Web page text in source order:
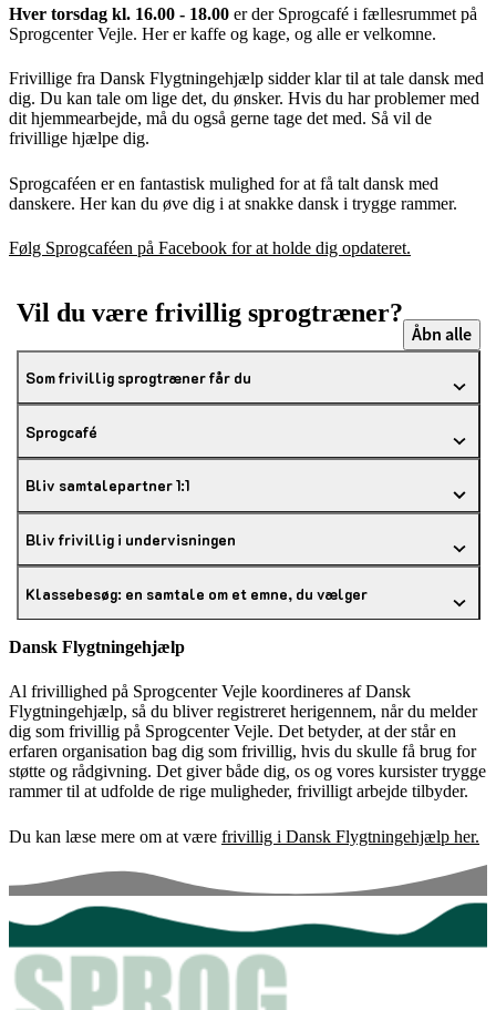
Hver torsdag kl. 16.00 - 18.00 er der Sprogcafé i fællesrummet på
Sprogcenter Vejle. Her er kaffe og kage, og alle er velkomne.
Frivillige fra Dansk Flygtningehjælp sidder klar til at tale dansk med
dig. Du kan tale om lige det, du ønsker. Hvis du har problemer med
dit hjemmearbejde, må du også gerne tage det med. Så vil de
frivillige hjælpe dig.
Sprogcaféen er en fantastisk mulighed for at få talt dansk med
danskere. Her kan du øve dig i at snakke dansk i trygge rammer.
Følg Sprogcaféen på Facebook for at holde dig opdateret.
Vil du være frivillig sprogtræner?
Åbn alle
Som frivillig sprogtræner får du
Sprogcafé
Bliv samtalepartner 1:1
Bliv frivillig i undervisningen
Klassebesøg: en samtale om et emne, du vælger
Dansk Flygtningehjælp
Al frivillighed på Sprogcenter Vejle koordineres af Dansk
Flygtningehjælp, så du bliver registreret herigennem, når du melder
dig som frivillig på Sprogcenter Vejle. Det betyder, at der står en
erfaren organisation bag dig som frivillig, hvis du skulle få brug for
støtte og rådgivning. Det giver både dig, os og vores kursister trygge
rammer til at udfolde de rige muligheder, frivilligt arbejde tilbyder.
Du kan læse mere om at være frivillig i Dansk Flygtningehjælp her.